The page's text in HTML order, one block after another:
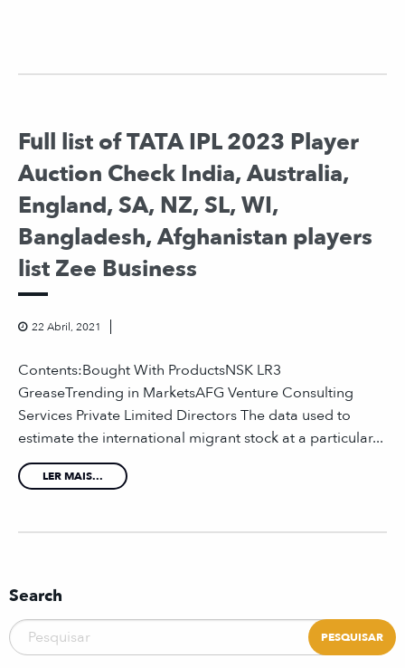
Full list of TATA IPL 2023 Player
Auction Check India, Australia,
England, SA, NZ, SL, WI,
Bangladesh, Afghanistan players
list Zee Business
22 Abril, 2021
Contents:Bought With ProductsNSK LR3
GreaseTrending in MarketsAFG Venture Consulting
Services Private Limited Directors The data used to
estimate the international migrant stock at a particular...
LER MAIS...
Search